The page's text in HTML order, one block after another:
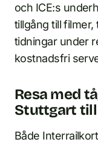
och ICE:s
tillgång till
tidningar under
kostnadsfri
Resa med
Stuttgart till
Både